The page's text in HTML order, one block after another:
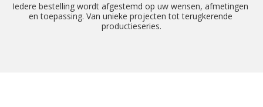
Iedere bestelling wordt afgestemd op uw wensen, afmetingen
en toepassing. Van unieke projecten tot terugkerende
productieseries.